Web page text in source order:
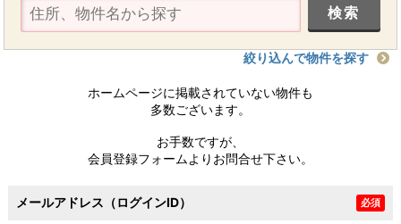
絞り込んで物件を探す
ホームページに掲載されていない物件も
多数ございます。
お手数ですが、
会員登録フォームよりお問合せ下さい。
メールアドレス（ログインID） 必須